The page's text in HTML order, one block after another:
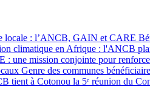
locale : l’ANCB, GAIN et CARE
climatique en Afrique : l'ANCB
une mission conjointe pour
Genre des communes
tient à Cotonou la 5ᵉ réunion du